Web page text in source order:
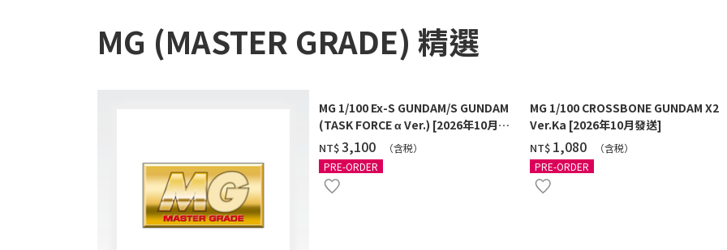
MG (MASTER GRADE) 精選
MG 1/100 Ex-S GUNDAM/S GUNDAM
(TASK FORCE α Ver.) [2026年10月發
送]
NT$‌3,100
（含税）
PRE-ORDER
MG 1/100 CROSSBONE GUNDAM X2
Ver.Ka [2026年10月發送]
NT$ ‌1,080
（含税）
PRE-ORDER